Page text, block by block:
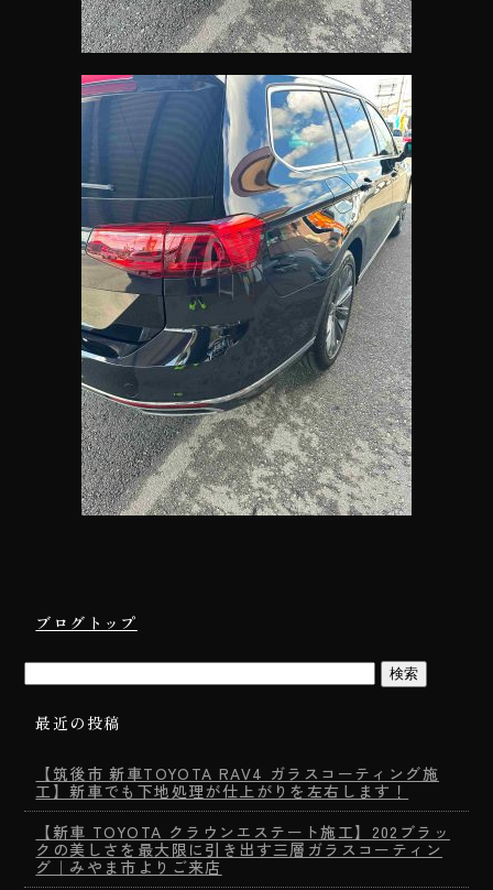
ブログトップ
最近の投稿
【筑後市 新車TOYOTA RAV4 ガラスコーティング施
工】新車でも下地処理が仕上がりを左右します！
【新車 TOYOTA クラウンエステート施工】202ブラッ
クの美しさを最大限に引き出す三層ガラスコーティン
グ｜みやま市よりご来店